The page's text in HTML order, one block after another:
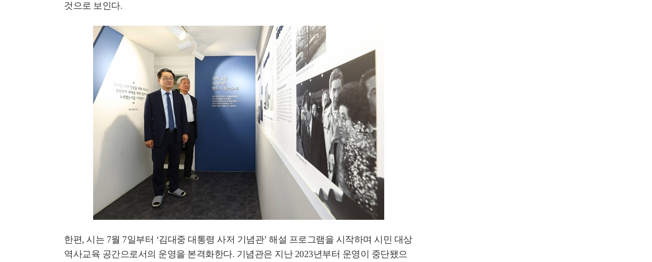
것으로 보인다.
한편, 시는 7월 7일부터 ‘김대중 대통령 사저 기념관’ 해설 프로그램을 시작하며 시민 대상
역사교육 공간으로서의 운영을 본격화한다. 기념관은 지난 2023년부터 운영이 중단됐으